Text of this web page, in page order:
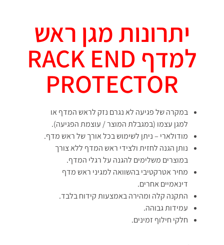
יתרונות מגן ראש
למדף RACK END
PROTECTOR
במקרה של פגיעה לא נגרם נזק לראש המדף או
למגן עצמו (במגבלת המוצר / עוצמת הפגיעה).
מודולארי – ניתן לשימוש בכל אורך של ראש מדף.
נותן הגנה לחזית ולצידי ראש המדף ללא צורך
במוצרים משלימים להגנה על רגלי המדף.
מחיר אטרקטיבי בהשוואה למגיני ראש מדף
דינאמיים אחרים.
התקנה קלה ומהירה באמצעות קידוח בלבד.
עמידות גבוהה.
חלקי חילוף זמינים.